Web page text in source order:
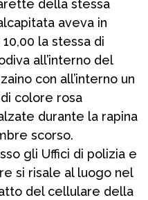
della stessa
aveva in
la stessa di
all’interno del
con all’interno un
colore rosa
durante la rapina
scorso.
gli Uffici di polizia e
si risale al luogo nel
del cellulare della